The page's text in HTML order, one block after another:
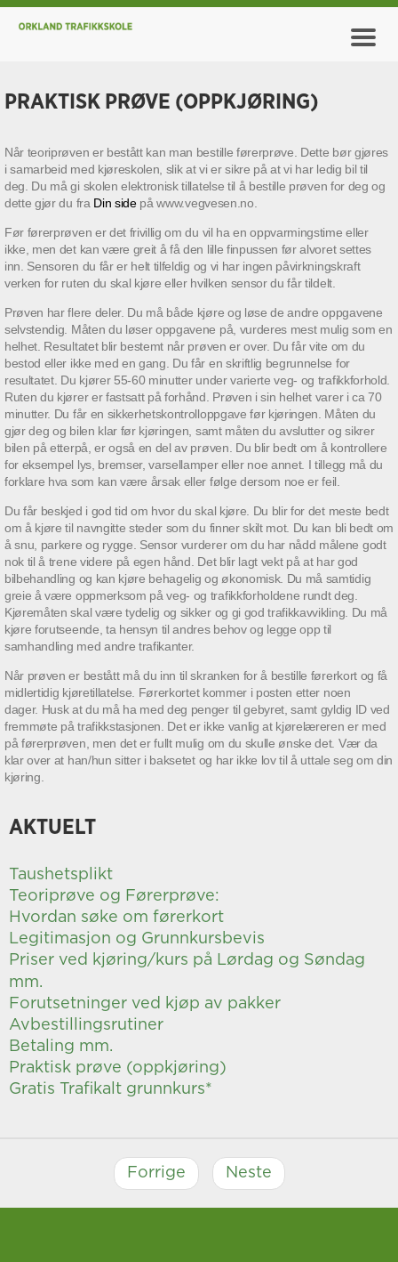
PRAKTISK PRØVE (OPPKJØRING)
Når teoriprøven er bestått kan man bestille førerprøve. Dette bør gjøres
i samarbeid med kjøreskolen, slik at vi er sikre på at vi har ledig bil til
deg. Du må gi skolen elektronisk tillatelse til å bestille prøven for deg og
dette gjør du fra Din sidepå www.vegvesen.no.
Før førerprøven er det frivillig om du vil ha en oppvarmingstime eller
ikke, men det kan være greit å få den lille finpussen før alvoret settes
inn. Sensoren du får er helt tilfeldig og vi har ingen påvirkningskraft
verken for ruten du skal kjøre eller hvilken sensor du får tildelt.
Prøven har flere deler. Du må både kjøre og løse de andre oppgavene
selvstendig. Måten du løser oppgavene på, vurderes mest mulig som en
helhet. Resultatet blir bestemt når prøven er over. Du får vite om du
bestod eller ikke med en gang. Du får en skriftlig begrunnelse for
resultatet. Du kjører 55-60 minutter under varierte veg- og trafikkforhold.
Ruten du kjører er fastsatt på forhånd. Prøven i sin helhet varer i ca 70
minutter. Du får en sikkerhetskontrolloppgave før kjøringen. Måten du
gjør deg og bilen klar før kjøringen, samt måten du avslutter og sikrer
bilen på etterpå, er også en del av prøven. Du blir bedt om å kontrollere
for eksempel lys, bremser, varsellamper eller noe annet. I tillegg må du
forklare hva som kan være årsak eller følge dersom noe er feil.
Du får beskjed i god tid om hvor du skal kjøre. Du blir for det meste bedt
om å kjøre til navngitte steder som du finner skilt mot. Du kan bli bedt om
å snu, parkere og rygge. Sensor vurderer om du har nådd målene godt
nok til å trene videre på egen hånd. Det blir lagt vekt på at har god
bilbehandling og kan kjøre behagelig og økonomisk. Du må samtidig
greie å være oppmerksom på veg- og trafikkforholdene rundt deg.
Kjøremåten skal være tydelig og sikker og gi god trafikkavvikling. Du må
kjøre forutseende, ta hensyn til andres behov og legge opp til
samhandling med andre trafikanter.
Når prøven er bestått må du inn til skranken for å bestille førerkort og få
midlertidig kjøretillatelse. Førerkortet kommer i posten etter noen
dager. Husk at du må ha med deg penger til gebyret, samt gyldig ID ved
fremmøte på trafikkstasjonen. Det er ikke vanlig at kjørelæreren er med
på førerprøven, men det er fullt mulig om du skulle ønske det. Vær da
klar over at han/hun sitter i baksetet og har ikke lov til å uttale seg om din
kjøring.
AKTUELT
Taushetsplikt
Teoriprøve og Førerprøve:
Hvordan søke om førerkort
Legitimasjon og Grunnkursbevis
Priser ved kjøring/kurs på Lørdag og Søndag
mm.
Forutsetninger ved kjøp av pakker
Avbestillingsrutiner
Betaling mm.
Praktisk prøve (oppkjøring)
Gratis Trafikalt grunnkurs*
Forrige Neste